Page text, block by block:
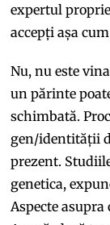
expertul
accepți așa cum
Nu, nu este
un părinte
schimbată.
gen/identității
prezent.
genetica,
Aspecte